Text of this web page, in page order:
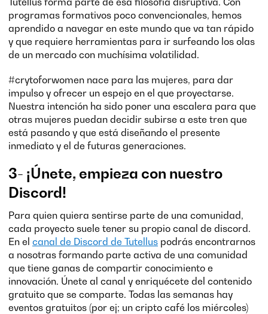
programas formativos poco convencionales, hemos
aprendido a navegar en este mundo que va tan rápido
y que requiere herramientas para ir surfeando los olas
de un mercado con muchísima volatilidad.
#crytoforwomen nace para las mujeres, para dar
impulso y ofrecer un espejo en el que proyectarse.
Nuestra intención ha sido poner una escalera para que
otras mujeres puedan decidir subirse a este tren que
está pasando y que está diseñando el presente
inmediato y el de futuras generaciones.
3- ¡Únete, empieza con nuestro
Discord!
Para quien quiera sentirse parte de una comunidad,
cada proyecto suele tener su propio canal de discord.
En el canal de Discord de Tutellus podrás encontrarnos
a nosotras formando parte activa de una comunidad
que tiene ganas de compartir conocimiento e
innovación. Únete al canal y enriquécete del contenido
gratuito que se comparte. Todas las semanas hay
eventos gratuitos (por ej; un cripto café los miércoles)